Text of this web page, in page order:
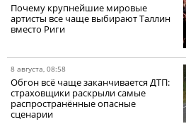
Почему крупнейшие мировые
артисты все чаще выбирают Таллин
вместо Риги
8 августа, 08:58
Обгон всё чаще заканчивается ДТП:
страховщики раскрыли самые
распространённые опасные
сценарии